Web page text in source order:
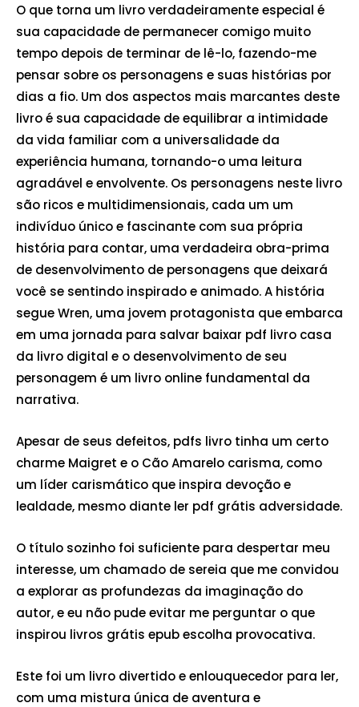
O que torna um livro verdadeiramente especial é
sua capacidade de permanecer comigo muito
tempo depois de terminar de lê-lo, fazendo-me
pensar sobre os personagens e suas histórias por
dias a fio. Um dos aspectos mais marcantes deste
livro é sua capacidade de equilibrar a intimidade
da vida familiar com a universalidade da
experiência humana, tornando-o uma leitura
agradável e envolvente. Os personagens neste livro
são ricos e multidimensionais, cada um um
indivíduo único e fascinante com sua própria
história para contar, uma verdadeira obra-prima
de desenvolvimento de personagens que deixará
você se sentindo inspirado e animado. A história
segue Wren, uma jovem protagonista que embarca
em uma jornada para salvar baixar pdf livro casa
da livro digital e o desenvolvimento de seu
personagem é um livro online fundamental da
narrativa.
Apesar de seus defeitos, pdfs livro tinha um certo
charme Maigret e o Cão Amarelo carisma, como
um líder carismático que inspira devoção e
lealdade, mesmo diante ler pdf grátis adversidade.
O título sozinho foi suficiente para despertar meu
interesse, um chamado de sereia que me convidou
a explorar as profundezas da imaginação do
autor, e eu não pude evitar me perguntar o que
inspirou livros grátis epub escolha provocativa.
Este foi um livro divertido e enlouquecedor para ler,
com uma mistura única de aventura e